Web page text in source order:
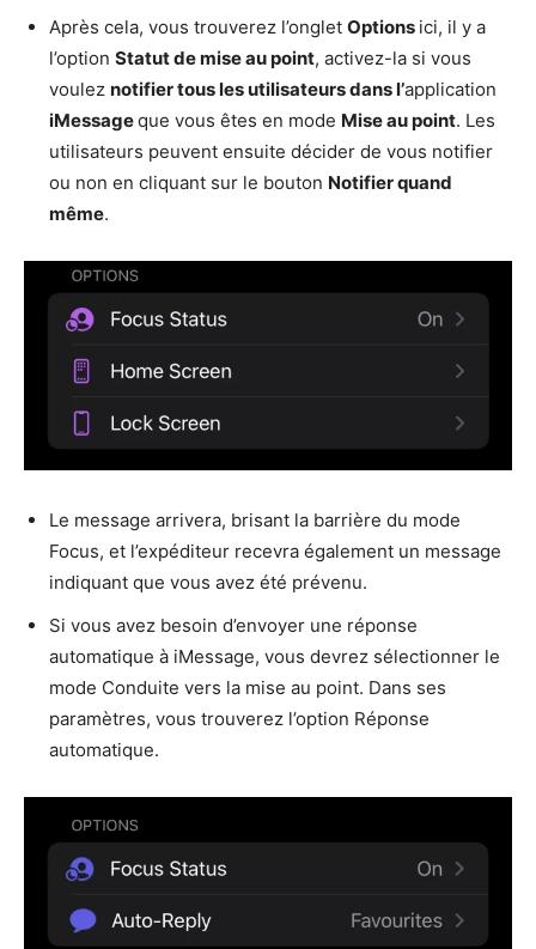
Après cela, vous trouverez l’onglet Options ici, il y a
l’option Statut de mise au point, activez-la si vous
voulez notifier tous les utilisateurs dans l’application
iMessageque vous êtes en mode Mise au point. Les
utilisateurs peuvent ensuite décider de vous notifier
ou non en cliquant sur le bouton Notifier quand
même.
Le message arrivera, brisant la barrière du mode
Focus, et l’expéditeur recevra également un message
indiquant que vous avez été prévenu.
Si vous avez besoin d’envoyer une réponse
automatique à iMessage, vous devrez sélectionner le
mode Conduite vers la mise au point. Dans ses
paramètres, vous trouverez l’option Réponse
automatique.